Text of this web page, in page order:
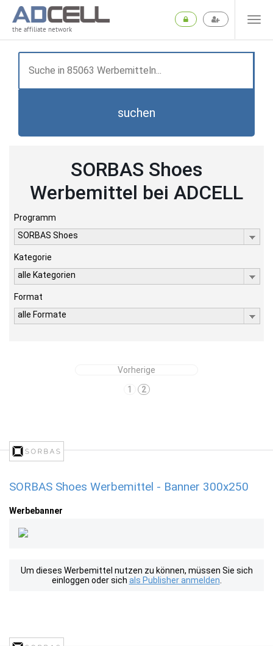
the affiliate network
suchen
SORBAS Shoes
Werbemittel bei ADCELL
Programm
SORBAS Shoes
Kategorie
alle Kategorien
Format
alle Formate
Vorherige
1
2
SORBAS Shoes Werbemittel - Banner 300x250
Werbebanner
Um dieses Werbemittel nutzen zu können, müssen Sie sich
einloggen oder sich als Publisher anmelden